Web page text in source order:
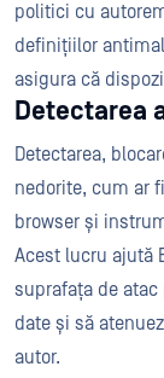
politici cu
definițiilor
asigura că
Detectarea
Detectarea,
nedorite, cum ar
browser și
Acest lucru ajută
suprafața de atac
date și să
autor.